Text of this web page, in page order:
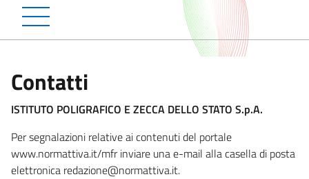
Normattiva Regioni -
Contatti
ISTITUTO POLIGRAFICO E ZECCA DELLO STATO S.p.A.
Per segnalazioni relative ai contenuti del portale
www.normattiva.it/mfr inviare una e-mail alla casella di posta
elettronica redazione@normattiva.it.